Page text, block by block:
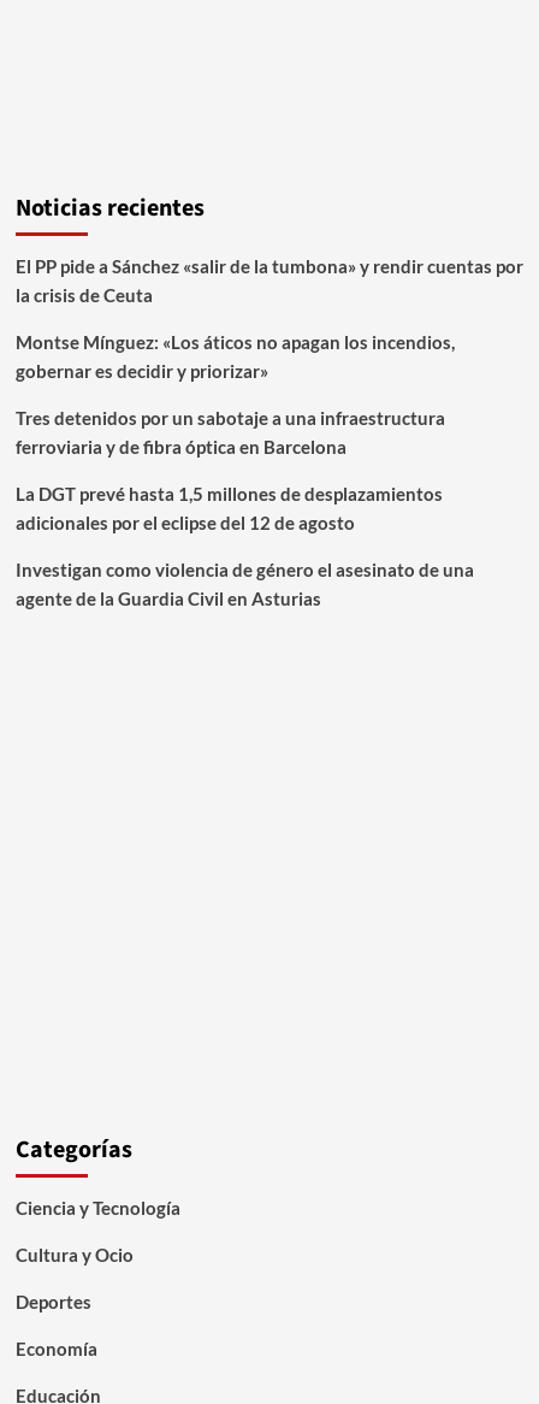
Noticias recientes
El PP pide a Sánchez «salir de la tumbona» y rendir cuentas por
la crisis de Ceuta
Montse Mínguez: «Los áticos no apagan los incendios,
gobernar es decidir y priorizar»
Tres detenidos por un sabotaje a una infraestructura
ferroviaria y de fibra óptica en Barcelona
La DGT prevé hasta 1,5 millones de desplazamientos
adicionales por el eclipse del 12 de agosto
Investigan como violencia de género el asesinato de una
agente de la Guardia Civil en Asturias
Categorías
Ciencia y Tecnología
Cultura y Ocio
Deportes
Economía
Educación